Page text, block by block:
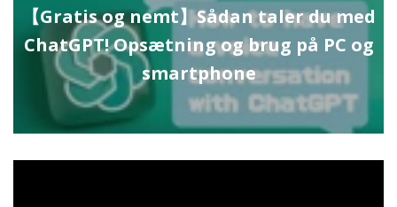
【Gratis og nemt】Sådan taler du med
ChatGPT! Opsætning og brug på PC og
smartphone